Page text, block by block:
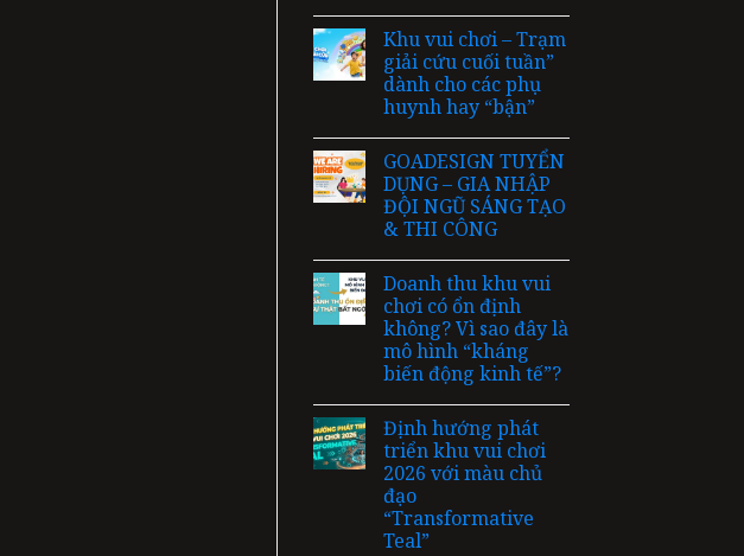
Khu vui chơi – Trạm
giải cứu cuối tuần”
dành cho các phụ
huynh hay “bận”
GOADESIGN TUYỂN
DỤNG – GIA NHẬP
ĐỘI NGŨ SÁNG TẠO
& THI CÔNG
Doanh thu khu vui
chơi có ổn định
không? Vì sao đây là
mô hình “kháng
biến động kinh tế”?
Định hướng phát
triển khu vui chơi
2026 với màu chủ
đạo
“Transformative
Teal”